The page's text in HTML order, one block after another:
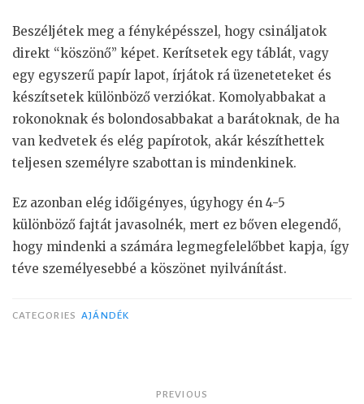
Beszéljétek meg a fényképésszel, hogy csináljatok
direkt “köszönő” képet. Kerítsetek egy táblát, vagy
egy egyszerű papír lapot, írjátok rá üzeneteteket és
készítsetek különböző verziókat. Komolyabbakat a
rokonoknak és bolondosabbakat a barátoknak, de ha
van kedvetek és elég papírotok, akár készíthettek
teljesen személyre szabottan is mindenkinek.
Ez azonban elég időigényes, úgyhogy én 4-5
különböző fajtát javasolnék, mert ez bőven elegendő,
hogy mindenki a számára legmegfelelőbbet kapja, így
téve személyesebbé a köszönet nyilvánítást.
CATEGORIES AJÁNDÉK
PREVIOUS